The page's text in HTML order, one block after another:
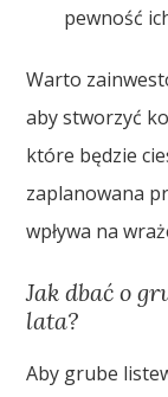
pewność
Warto
aby stworzyć
które będzie
zaplanowana
wpływa na
Jak dbać o
lata?
Aby grube